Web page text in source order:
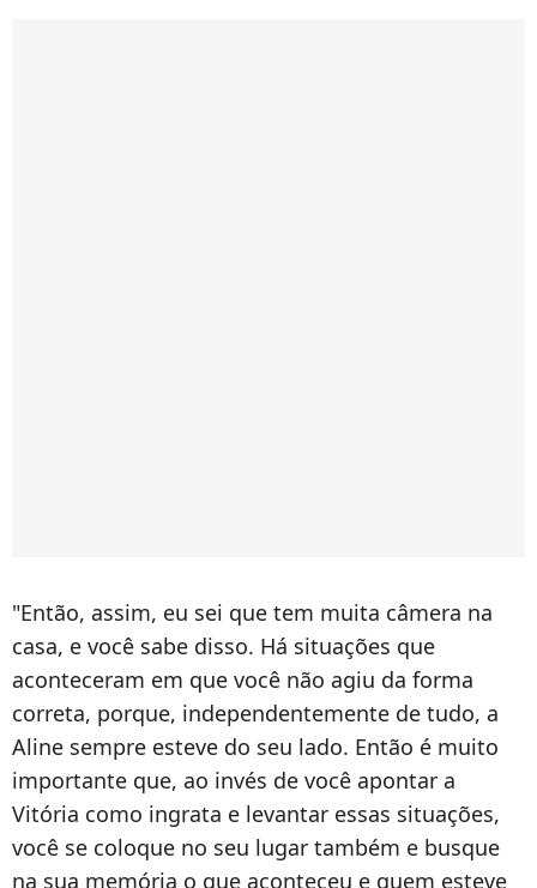
"Então, assim, eu sei que tem muita câmera na
casa, e você sabe disso. Há situações que
aconteceram em que você não agiu da forma
correta, porque, independentemente de tudo, a
Aline sempre esteve do seu lado. Então é muito
importante que, ao invés de você apontar a
Vitória como ingrata e levantar essas situações,
você se coloque no seu lugar também e busque
na sua memória o que aconteceu e quem esteve